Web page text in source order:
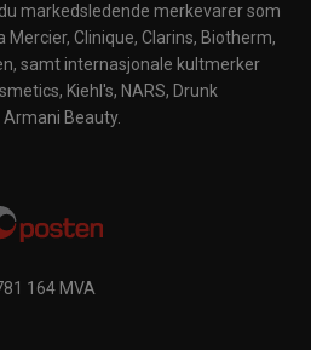
markedsledende merkevarer som
Mercier, Clinique, Clarins, Biotherm,
samt internasjonale kultmerker
Kiehl's, NARS, Drunk
Armani Beauty.
164 MVA